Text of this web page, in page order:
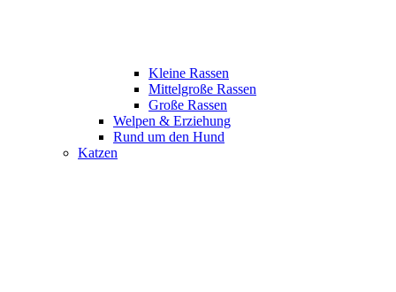
Kleine Rassen
Mittelgroße Rassen
Große Rassen
Welpen & Erziehung
Rund um den Hund
Katzen